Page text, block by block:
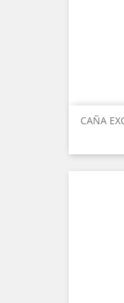
CAÑA